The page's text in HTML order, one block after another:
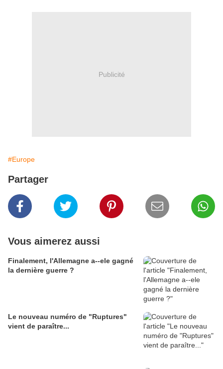
Publicité
#Europe
Partager
Vous aimerez aussi
Finalement, l'Allemagne a--ele gagné
la dernière guerre ?
Le nouveau numéro de "Ruptures"
vient de paraître...